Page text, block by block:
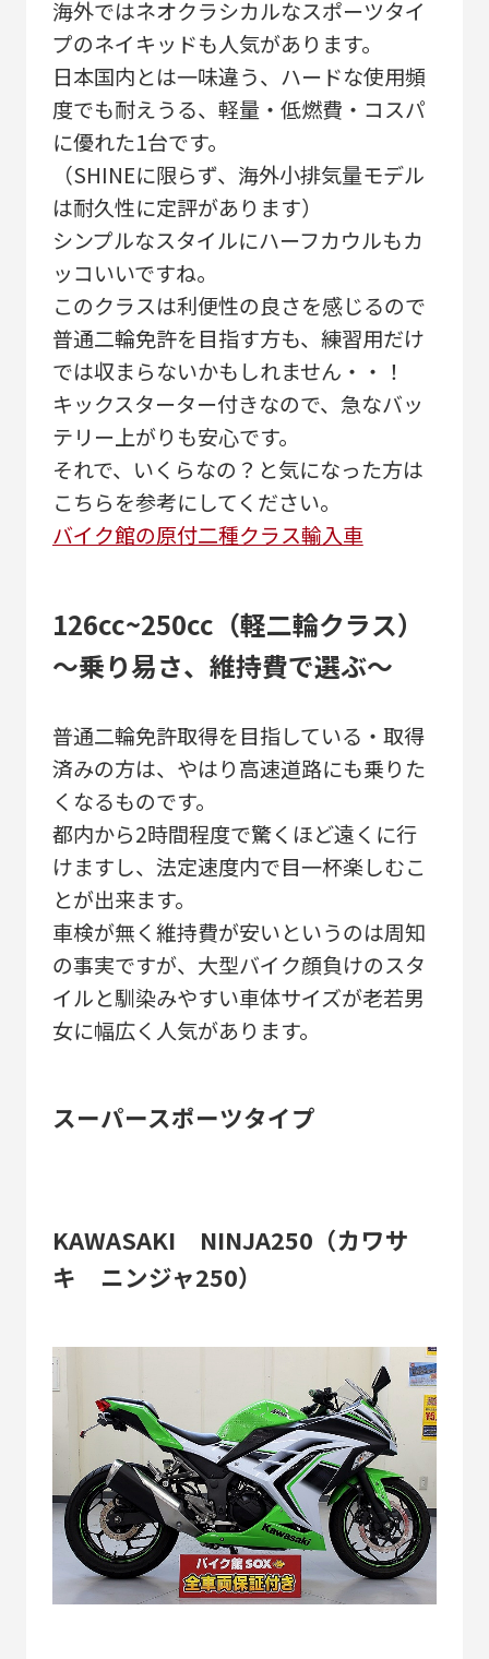
海外ではネオクラシカルなスポーツタイ
プのネイキッドも人気があります。
日本国内とは一味違う、ハードな使用頻
度でも耐えうる、軽量・低燃費・コスパ
に優れた1台です。
（SHINEに限らず、海外小排気量モデル
は耐久性に定評があります）
シンプルなスタイルにハーフカウルもカ
ッコいいですね。
このクラスは利便性の良さを感じるので
普通二輪免許を目指す方も、練習用だけ
では収まらないかもしれません・・！
キックスターター付きなので、急なバッ
テリー上がりも安心です。
それで、いくらなの？と気になった方は
こちらを参考にしてください。
バイク館の原付二種クラス輸入車
126cc~250cc（軽二輪クラス）
～乗り易さ、維持費で選ぶ～
普通二輪免許取得を目指している・取得
済みの方は、やはり高速道路にも乗りた
くなるものです。
都内から2時間程度で驚くほど遠くに行
けますし、法定速度内で目一杯楽しむこ
とが出来ます。
車検が無く維持費が安いというのは周知
の事実ですが、大型バイク顔負けのスタ
イルと馴染みやすい車体サイズが老若男
女に幅広く人気があります。
スーパースポーツタイプ
KAWASAKI NINJA250（カワサ
キ ニンジャ250）